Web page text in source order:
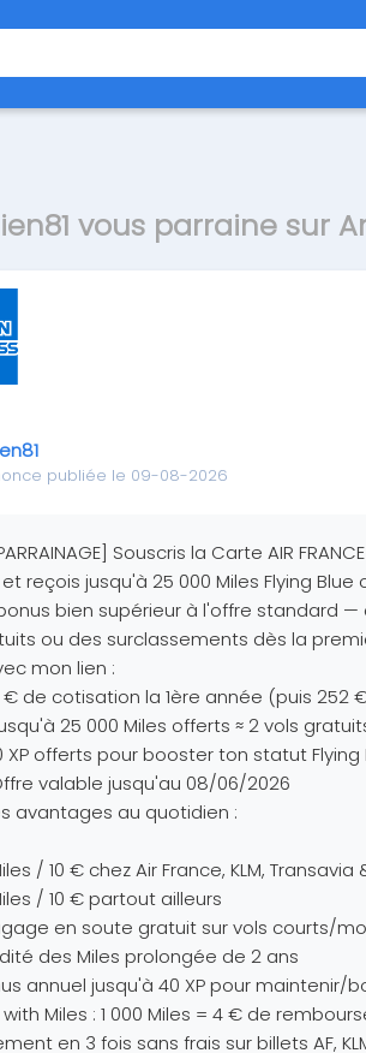
vous parraine sur
publiée le 09-08-2026
Souscris la Carte AIR
reçois jusqu'à 25 000 Miles Flying Blue
bien supérieur à l'offre standard
ou des surclassements dès la
mon lien :
€ de cotisation la 1ère année (puis 252
25 000 Miles offerts ≈ 2 vols
XP offerts pour booster ton statut Flying
valable jusqu'au 08/06/2026
avantages au quotidien :
/ 10 € chez Air France, KLM, Transavia
/ 10 € partout ailleurs
en soute gratuit sur vols courts/
des Miles prolongée de 2 ans
annuel jusqu'à 40 XP pour maintenir/
with Miles : 1 000 Miles = 4 € de
en 3 fois sans frais sur billets AF,